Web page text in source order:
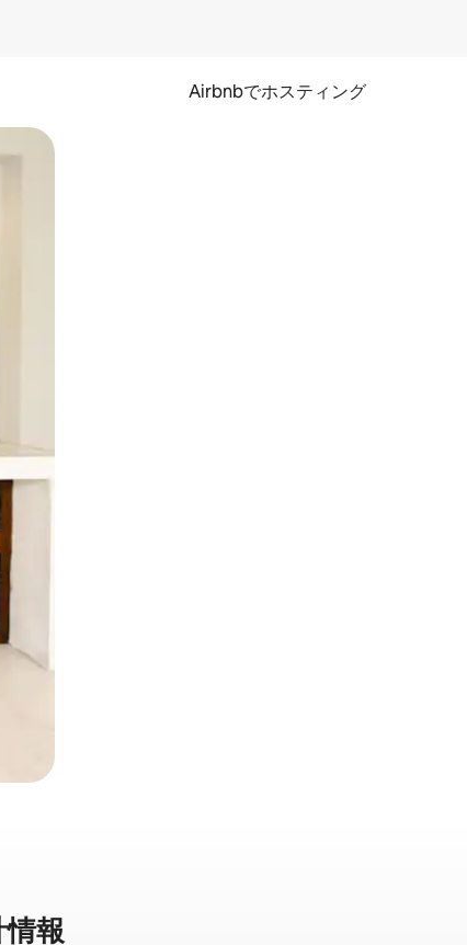
Airbnbでホスティング
ます。
報